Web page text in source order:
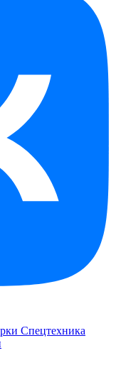
Спецтехника